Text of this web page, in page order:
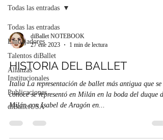
Todas las entradas
Embajadores
Talentos diBallet
Alianzas
Institucionales
Publicaciones
diBalletUSA
Todas las entradas
diBallet NOTEBOOK
27 ene 2023
1 min de lectura
HISTORIA DEL BALLET
Italia La representación de ballet más antigua que se
conoce se representó en Milán en la boda del duque de
Milán con Isabel de Aragón en...